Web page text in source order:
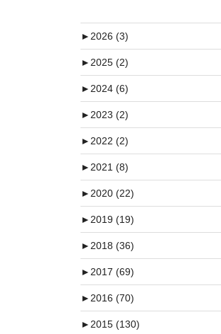
►2026 (3)
►2025 (2)
►2024 (6)
►2023 (2)
►2022 (2)
►2021 (8)
►2020 (22)
►2019 (19)
►2018 (36)
►2017 (69)
►2016 (70)
►2015 (130)